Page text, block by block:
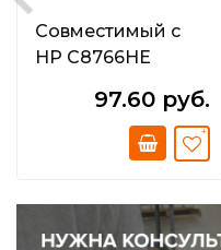
Совместимый с
HP C8766HE
97.60 руб.